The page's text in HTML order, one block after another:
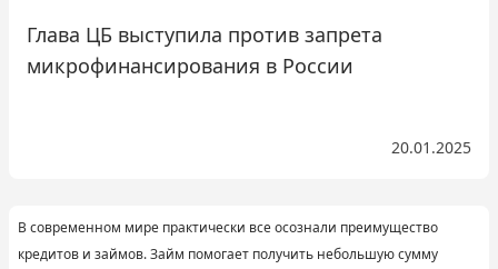
Глава ЦБ выступила против запрета
микрофинансирования в России
20.01.2025
В современном мире практически все осознали преимущество
кредитов и займов. Займ помогает получить небольшую сумму